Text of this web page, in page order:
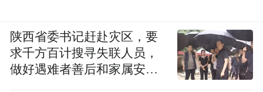
陕西省委书记赶赴灾区，要
求千方百计搜寻失联人员，
做好遇难者善后和家属安抚